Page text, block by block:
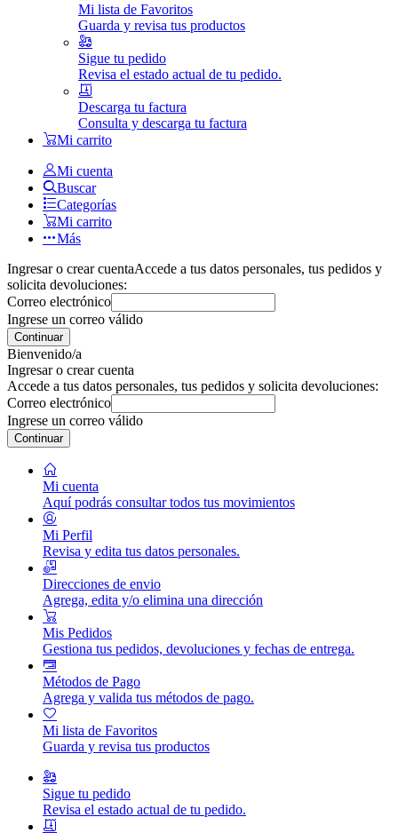
Mi lista de Favoritos
Guarda y revisa tus productos
Sigue tu pedido
Revisa el estado actual de tu pedido.
Descarga tu factura
Consulta y descarga tu factura
Mi carrito
Mi cuenta
Buscar
Categorías
Mi carrito
Más
Ingresar o crear cuentaAccede a tus datos personales, tus pedidos y
solicita devoluciones:
Correo electrónico
Ingrese un correo válido
Continuar
Bienvenido/a
Ingresar o crear cuenta
Accede a tus datos personales, tus pedidos y solicita devoluciones:
Correo electrónico
Ingrese un correo válido
Continuar
Mi cuenta
Aquí podrás consultar todos tus movimientos
Mi Perfil
Revisa y edita tus datos personales.
Direcciones de envio
Agrega, edita y/o elimina una dirección
Mis Pedidos
Gestiona tus pedidos, devoluciones y fechas de entrega.
Métodos de Pago
Agrega y valida tus métodos de pago.
Mi lista de Favoritos
Guarda y revisa tus productos
Sigue tu pedido
Revisa el estado actual de tu pedido.